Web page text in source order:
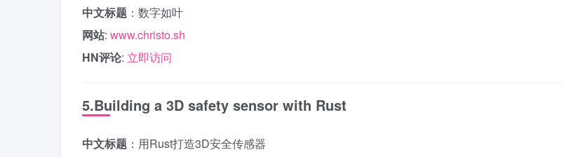
中文标题 ：数字如叶
网站: www.christo.sh
HN评论: 立即访问
5.Building a 3D safety sensor with Rust
中文标题 ：用Rust打造3D安全传感器